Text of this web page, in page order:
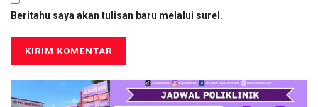
Beritahu saya akan tulisan baru melalui surel.